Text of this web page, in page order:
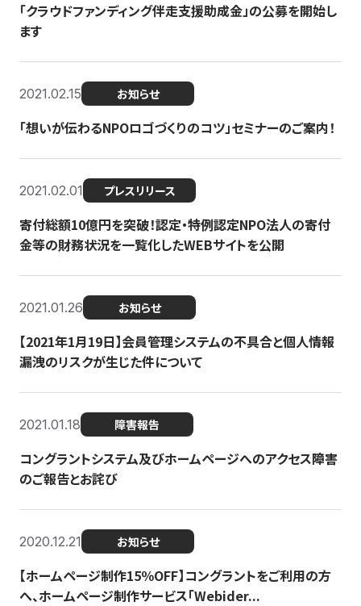
「クラウドファンディング伴走支援助成金」の公募を開始し
ます
2021.02.15 お知らせ
「想いが伝わるNPOロゴづくりのコツ」セミナーのご案内！
2021.02.01 プレスリリース
寄付総額10億円を突破！認定・特例認定NPO法人の寄付
金等の財務状況を一覧化したWEBサイトを公開
2021.01.26 お知らせ
【2021年1月19日】会員管理システムの不具合と個人情報
漏洩のリスクが生じた件について
2021.01.18 障害報告
コングラントシステム及びホームページへのアクセス障害
のご報告とお詫び
2020.12.21 お知らせ
【ホームページ制作15％OFF】コングラントをご利用の方
へ、ホームページ制作サービス「Webider...